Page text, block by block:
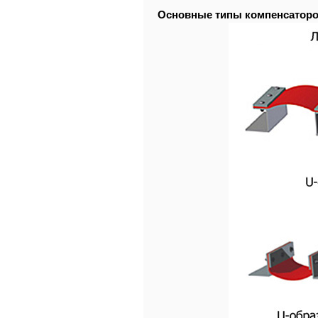
Основные типы